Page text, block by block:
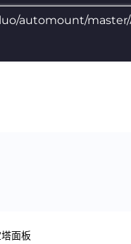
automount/
面板